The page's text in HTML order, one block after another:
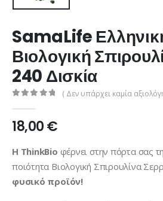
SamaLife
Βιολογική
240 Δισκία
( Δεν υπάρχει καμία
18,00€
Η ThinkBio φέρνει στην πόρτα σας
ποιότητα Βιολογική Σπιρουλίνα
φυσικό προϊόν!